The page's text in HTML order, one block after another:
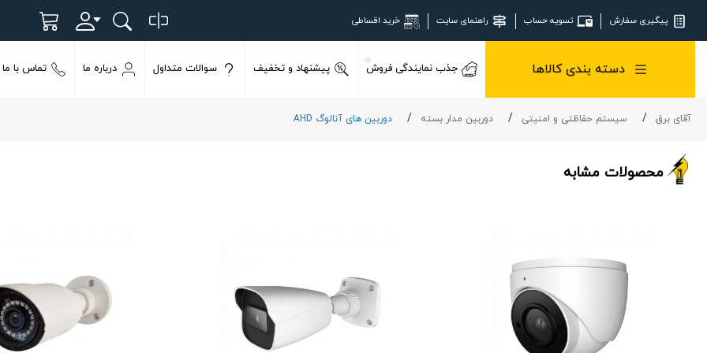
پیگیری سفارش تسویه حساب راهنمای سایت خرید اقساطی
دسته بندی کالاها جذب نمایندگی فروش پیشنهاد و تخفیف سوالات متداول درباره ما تماس با ما
آقای برق سیستم حفاظتی و امنیتی دوربین مدار بسته دوربین های آنالوگ AHD
محصولات مشابه